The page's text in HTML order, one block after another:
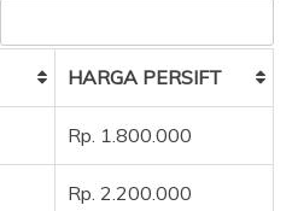
HARGA PERSIFT
Rp. 1.800.000
Rp. 2.200.000